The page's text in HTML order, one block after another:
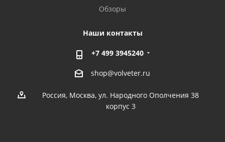
Обзоры
Наши контакты
+7 499 3945240
shop@volveter.ru
Россия, Москва, ул. Народного Ополчения 38
корпус 3